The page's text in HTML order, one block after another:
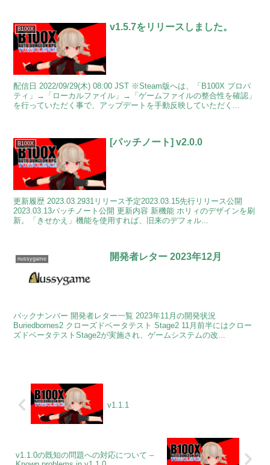
B100X v1.5.7をリリースしました。
配信日 2022/09/29(木) 08:00 JST ※Steam版へは、「B100X プロパ
ティ」→「ローカルファイル」→「ゲームファイルの整合性を確認」
を行っていただく事で、アップデートを手動反映していただく...
B100X [パッチノート] v2.0.0
更新履歴 2023.03.2931リリース予定2023.03.15先行リリース公開
2023.03.13パッチノート公開 更新内容 新機能 ホリィのデザインを刷
新。「きせかえ」機能を使用すれば、旧来のデフォル...
nussygame 開発者レター 2023年12月
バックナンバー 開発者レター一覧 2023年11月の開発状況
Buriedbornes2 クローズドベータテスト Stage2 11月前半にはクロー
ズドベータテストStage2が実施され、ゲームシステムの改...
v1.1.1
v1.1.0の既知の問題への対応について –